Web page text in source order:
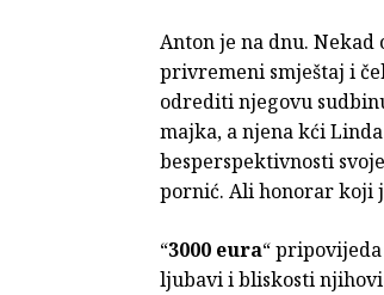
Anton je na dnu. Nekad
privremeni smještaj i
odrediti njegovu
majka, a njena kći
besperspektivnosti
pornić. Ali honorar koji
“3000 eura“
ljubavi i bliskosti